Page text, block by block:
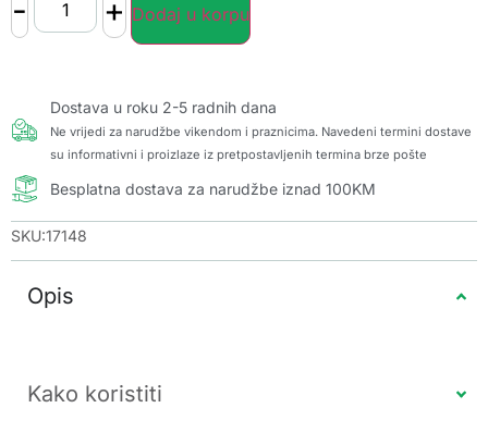
- + Dodaj u korpu
Dostava u roku 2-5 radnih dana
Ne vrijedi za narudžbe vikendom i praznicima. Navedeni termini dostave
su informativni i proizlaze iz pretpostavljenih termina brze pošte
Besplatna dostava za narudžbe iznad 100KM
SKU:17148
Opis
Kako koristiti